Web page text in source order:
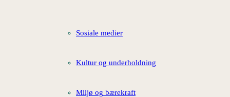
Sosiale medier
Kultur og underholdning
Miljø og bærekraft